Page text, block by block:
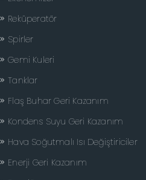
Reküperatör
Spirler
Gemi Kuleri
Tanklar
Flaş Buhar Geri Kazanım
Kondens Suyu Geri Kazanım
Hava Soğutmalı Isı Değiştiriciler
Enerji Geri Kazanım